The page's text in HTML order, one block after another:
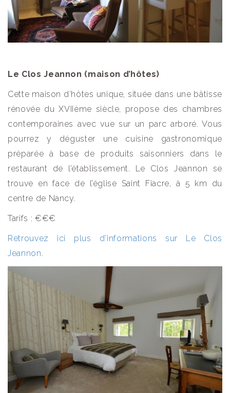
Le Clos Jeannon (maison d’hôtes)
Cette maison d’hôtes unique, située dans une bâtisse
rénovée du XVIIème siècle, propose des chambres
contemporaines avec vue sur un parc arboré. Vous
pourrez y déguster une cuisine gastronomique
préparée à base de produits saisonniers dans le
restaurant de l’établissement. Le Clos Jeannon se
trouve en face de l’église Saint Fiacre, à 5 km du
centre de Nancy.
Tarifs : €€€
Retrouvez ici plus d’informations sur Le Clos
Jeannon.